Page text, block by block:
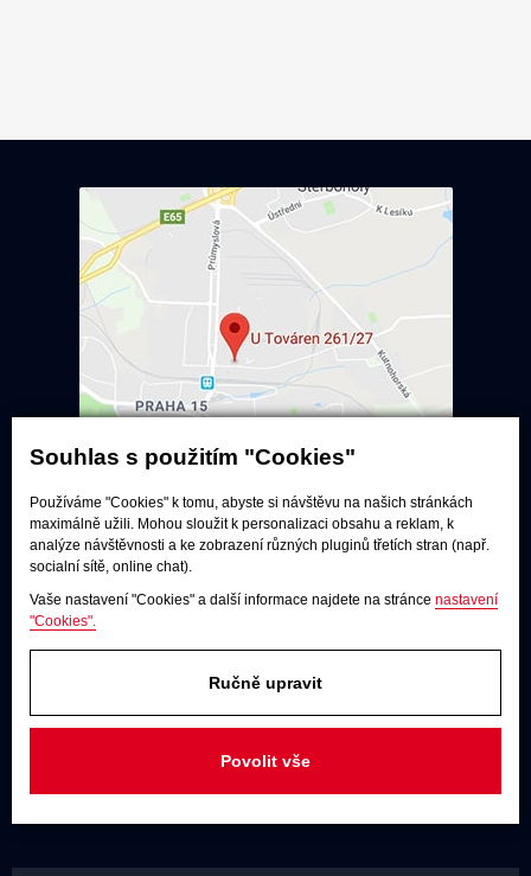
Souhlas s použitím "Cookies"
Používáme "Cookies" k tomu, abyste si návštěvu na našich stránkách
maximálně užili. Mohou sloužit k personalizaci obsahu a reklam, k
analýze návštěvnosti a ke zobrazení různých pluginů třetích stran (např.
socialní sítě, online chat).
Vaše nastavení "Cookies" a další informace najdete na stránce nastavení
"Cookies".
Ručně upravit
Povolit vše
Poslechové studio
Po - pá: